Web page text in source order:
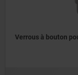
Verrous à bouton